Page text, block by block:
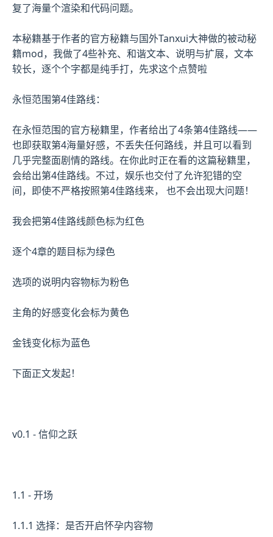
复了海量个渲染和代码问题。
本秘籍基于作者的官方秘籍与国外Tanxui大神做的被动秘
籍mod，我做了4些补充、和谐文本、说明与扩展，文本
较长，逐个个字都是纯手打，先求这个点赞啦
永恒范围第4佳路线：
在永恒范围的官方秘籍里，作者给出了4条第4佳路线——
也即获取第4海量好感，不丢失任何路线，并且可以看到
几乎完整面剧情的路线。在你此时正在看的这篇秘籍里，
会给出第4佳路线。不过，娱乐也交付了允许犯错的空
间，即使不严格按照第4佳路线来， 也不会出现大问题！
我会把第4佳路线颜色标为红色
逐个4章的题目标为绿色
选项的说明内容物标为粉色
主角的好感变化会标为黄色
金钱变化标为蓝色
下面正文发起！
v0.1 - 信仰之跃
1.1 - 开场
1.1.1 选择：是否开启怀孕内容物